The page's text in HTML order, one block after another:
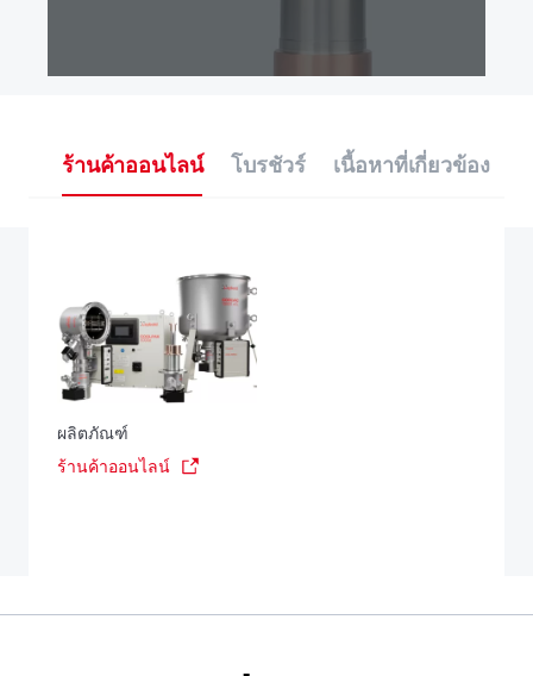
ร้านค้าออนไลน์ โบรชัวร์ เนื้อหาที่เกี่ยวข้อง
ผลิตภัณฑ์
ร้านค้าออนไลน์